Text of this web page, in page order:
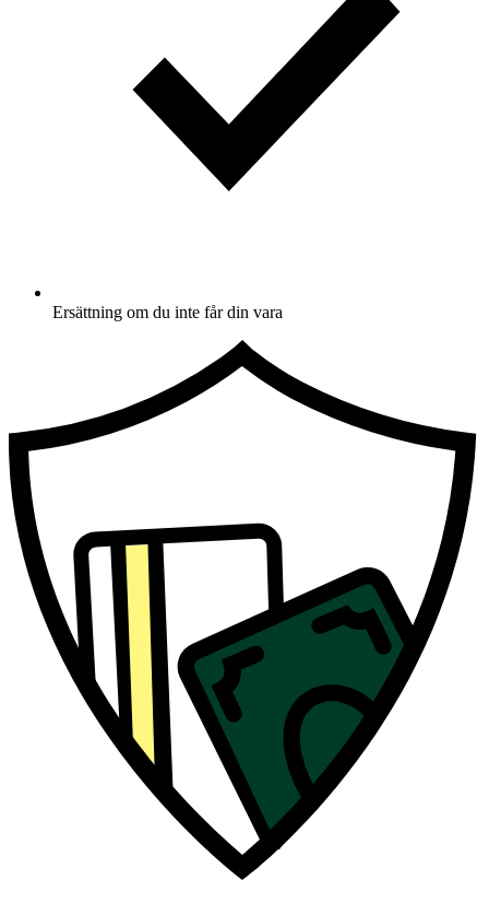
Ersättning om du inte får din vara